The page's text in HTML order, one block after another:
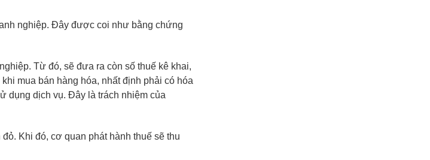
nghiệp. Đây được coi như bằng chứng
Từ đó, sẽ đưa ra còn số thuế kê khai,
mua bán hàng hóa, nhất định phải có hóa
dụng dịch vụ. Đây là trách nhiệm của
Khi đó, cơ quan phát hành thuế sẽ thu